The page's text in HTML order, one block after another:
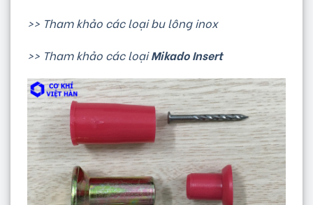
>> Tham khảo các loại bu lông inox
>> Tham khảo các loạiMikado Insert